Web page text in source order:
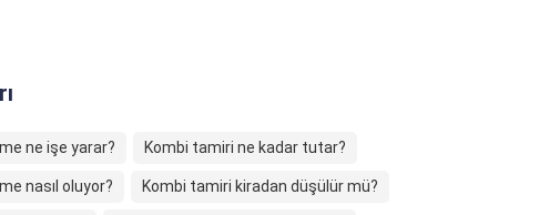
ne işe yarar? Kombi tamiri ne kadar tutar?
nasıl oluyor? Kombi tamiri kiradan düşülür mü?